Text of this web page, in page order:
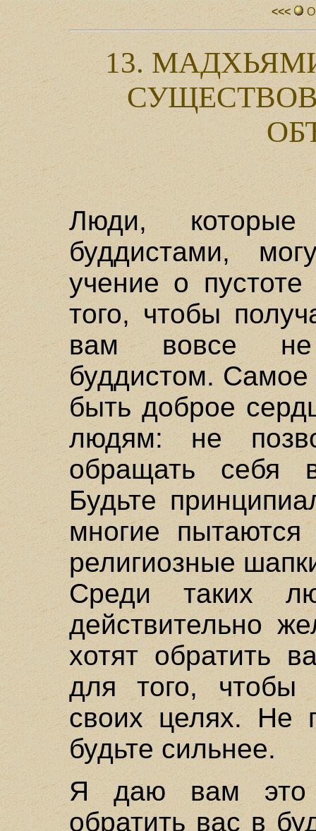
<<<
13.
Люди,
буддистами,
учение о
того, чтобы
вам вовсе не
буддистом. Самое
быть доброе
людям: не
обращать себя
Будьте
многие
религиозные
Среди таких
действительно
хотят обратить
для того, чтобы
своих целях. Не
будьте сильнее.
Я даю вам это
обратить вас в